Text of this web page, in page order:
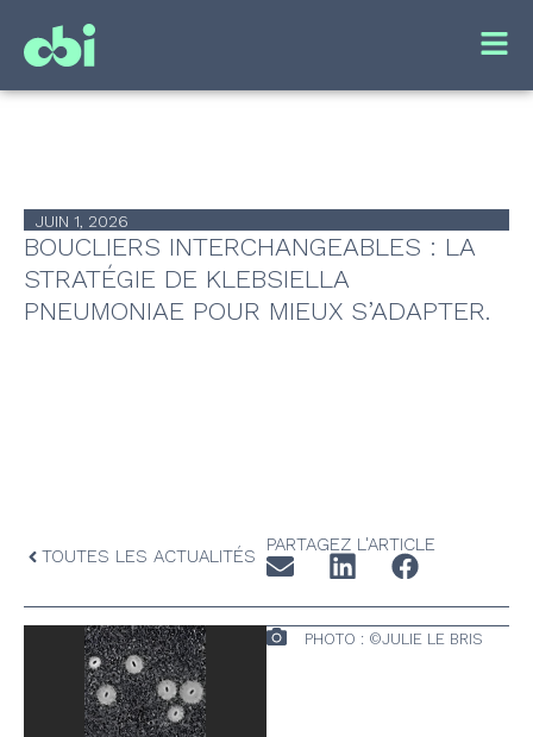
JUIN 1, 2026
BOUCLIERS INTERCHANGEABLES : LA
STRATÉGIE DE KLEBSIELLA
PNEUMONIAE POUR MIEUX S’ADAPTER.
TOUTES LES ACTUALITÉS
PARTAGEZ L'ARTICLE
PHOTO : ©JULIE LE BRIS